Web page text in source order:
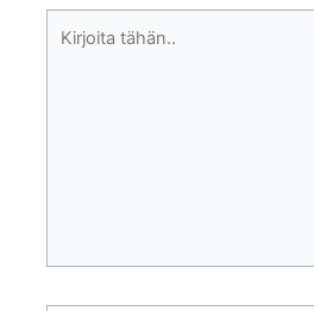
tähän..